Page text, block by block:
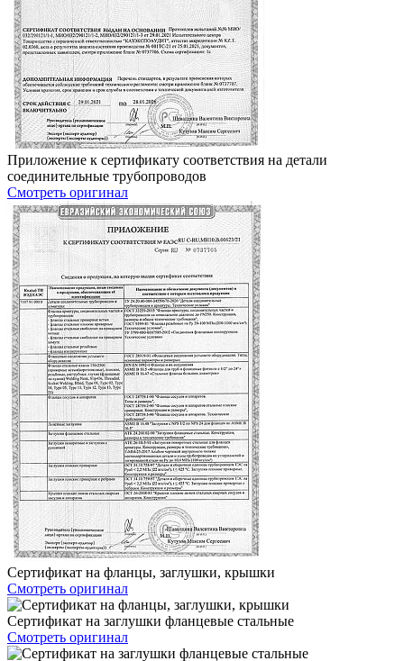
Приложение к сертификату соответствия на детали
соединительные трубопроводов
Смотреть оригинал
Сертификат на фланцы, заглушки, крышки
Смотреть оригинал
Сертификат на заглушки фланцевые стальные
Смотреть оригинал